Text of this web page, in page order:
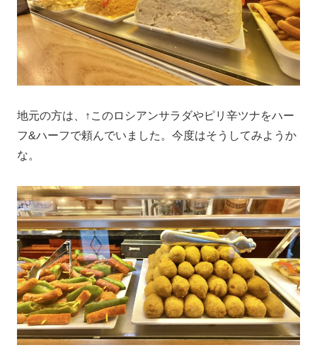
地元の方は、↑このロシアンサラダやピリ辛ツナをハー
フ&ハーフで頼んでいました。今度はそうしてみようか
な。